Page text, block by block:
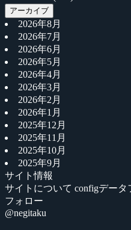
アーカイブ
2026年8月
2026年7月
2026年6月
2026年5月
2026年4月
2026年3月
2026年2月
2026年1月
2025年12月
2025年11月
2025年10月
2025年9月
サイト情報
サイトについて configデータ
フォロー
@negitaku